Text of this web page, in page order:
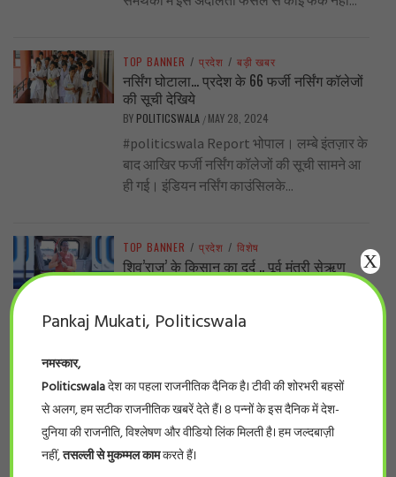
TOP BANNER / प्रदेश / बड़ी खबर
नर्सिंग घोटाला… प्रदेश के 66 फर्जी नर्सिंग कॉलेजों
की सूची देखिये
BY POLITICSWALA / MAY 28, 2024
#politicswala Report भोपाल। लम्बे इंतज़ार के
बाद आखिर फर्जी नर्सिंग कॉलेजों की सूची सामने आ
ही गई। इंडियन नर्सिंग काउंसिलके...
TOP BANNER / प्रदेश / विशेष
शिव’राज’ के किसान का दर्द .. पूर्व मंत्री सेऋण
स्वीकृति पत्र मिलने के दो साल बाद भी नहीं मिला
BYPOLITICSWALA/MAY 27, 2024
प्रचार-प्रसार, सम्मेलन में फूंक...
TOP BANNER /
Pankaj Mukati, Politicswala
नमस्कार,
Politicswalaदेश का पहला राजनीतिक दैनिक है। टीवी की शोरभरी बहसों
से अलग, हम सटीक राजनीतिक खबरें देते हैं। 8 पन्नों के इस दैनिक में देश-
दुनिया की राजनीति, विश्लेषण और वीडियो लिंक मिलती है। हम जल्दबाज़ी
नहीं,तसल्ली से मुकम्मल कामकरते हैं।
X